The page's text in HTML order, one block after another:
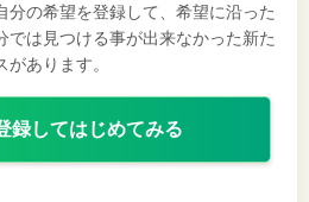
分の希望を登録して、希望に沿った
では見つける事が出来なかった新た
あります。
録してはじめてみる